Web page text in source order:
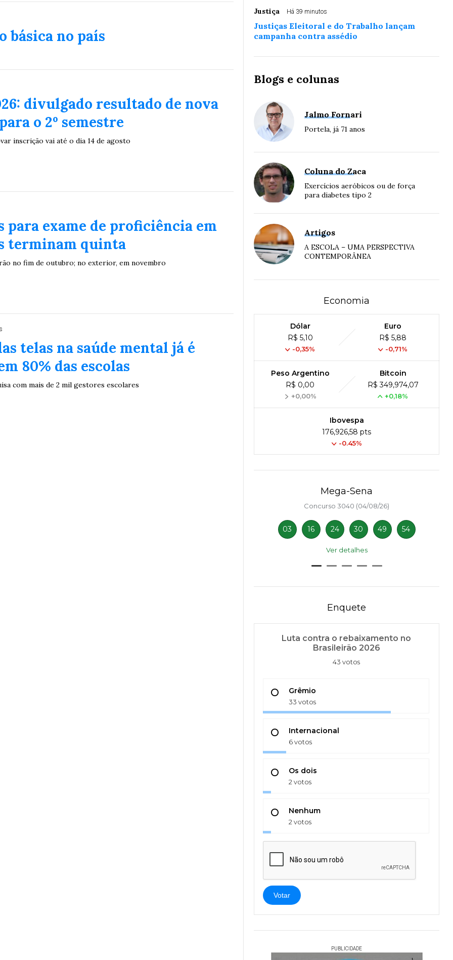
básica no país
divulgado resultado de nova
o 2º semestre
inscrição vai até o dia 14 de agosto
para exame de proficiência em
terminam quinta
no fim de outubro; no exterior, em novembro
telas na saúde mental já é
80% das escolas
com mais de 2 mil gestores escolares
Justiça Há 39 minutos
Justiças Eleitoral e do Trabalho lançam
campanha contra assédio
Blogs e colunas
Jalmo Fornari
Portela, já 71 anos
Coluna do Zaca
Exercícios aeróbicos ou de força
para diabetes tipo 2
Artigos
A ESCOLA – UMA PERSPECTIVA
CONTEMPORÂNEA
Economia
Dólar
R$ 5,10
-0,35%
Euro
R$ 5,88
-0,71%
Peso Argentino
R$ 0,00
+0,00%
Bitcoin
R$ 349,974,07
+0,18%
Ibovespa
176,926,58 pts
-0.45%
Mega-Sena
Concurso 3040 (04/08/26)
03 16 24 30 49 54
Ver detalhes
Enquete
Luta contra o rebaixamento no
Brasileirão 2026
43 votos
Grêmio
33 votos
Internacional
6 votos
Os dois
2 votos
Nenhum
2 votos
Votar
PUBLICIDADE